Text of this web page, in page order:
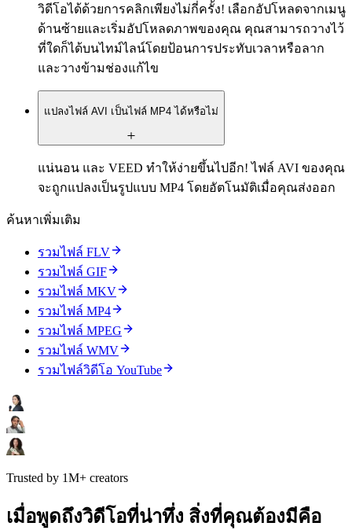
วิดีโอได้ด้วยการคลิกเพียงไม่กี่ครั้ง! เลือกอัปโหลดจากเมนู
ด้านซ้ายและเริ่มอัปโหลดภาพของคุณ คุณสามารถวางไว้
ที่ใดก็ได้บนไทม์ไลน์โดยป้อนการประทับเวลาหรือลาก
และวางข้ามช่องแก้ไข
แปลงไฟล์ AVI เป็นไฟล์ MP4 ได้หรือไม่
แน่นอน และ VEED ทำให้ง่ายขึ้นไปอีก! ไฟล์ AVI ของคุณ
จะถูกแปลงเป็นรูปแบบ MP4 โดยอัตโนมัติเมื่อคุณส่งออก
ค้นหาเพิ่มเติม
รวมไฟล์ FLV
รวมไฟล์ GIF
รวมไฟล์ MKV
รวมไฟล์ MP4
รวมไฟล์ MPEG
รวมไฟล์ WMV
รวมไฟล์วิดีโอ YouTube
Trusted by 1M+ creators
เมื่อพูดถึงวิดีโอที่น่าทึ่ง สิ่งที่คุณต้องมีคือ